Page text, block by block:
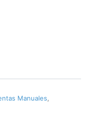
Manuales,